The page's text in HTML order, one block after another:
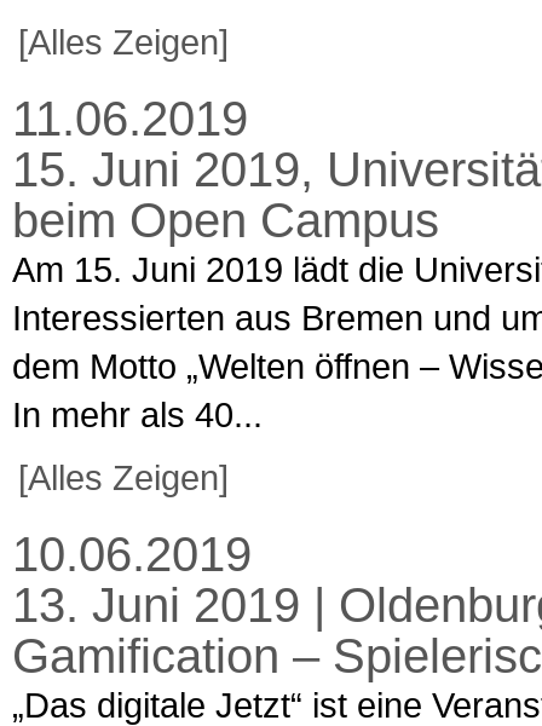
[Alles Zeigen]
11.06.2019
15. Juni 2019,
beim Open Campus
Am 15. Juni 2019 lädt die
Interessierten aus Bremen und
dem Motto „Welten öffnen –
In mehr als 40...
[Alles Zeigen]
10.06.2019
13. Juni 2019 |
Gamification –
„Das digitale Jetzt“ ist eine